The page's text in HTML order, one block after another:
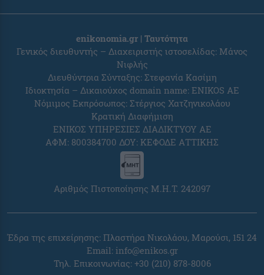
enikonomia.gr | Ταυτότητα
Γενικός διευθυντής – Διαχειριστής ιστοσελίδας: Μάνος
Νιφλής
Διευθύντρια Σύνταξης: Στεφανία Κασίμη
Ιδιοκτησία – Δικαιούχος domain name: ENIKOS AE
Νόμιμος Εκπρόσωπος: Στέργιος Χατζηνικολάου
Κρατική Διαφήμιση
ΕΝΙΚΟΣ ΥΠΗΡΕΣΙΕΣ ΔΙΑΔΙΚΤΥΟΥ ΑΕ
ΑΦΜ: 800384700 ΔΟΥ: ΚΕΦΟΔΕ ΑΤΤΙΚΗΣ
Αριθμός Πιστοποίησης Μ.Η.Τ. 242097
Έδρα της επιχείρησης: Πλαστήρα Νικολάου, Μαρούσι, 151 24
Email: info@enikos.gr
Τηλ. Επικοινωνίας: +30 (210) 878-8006